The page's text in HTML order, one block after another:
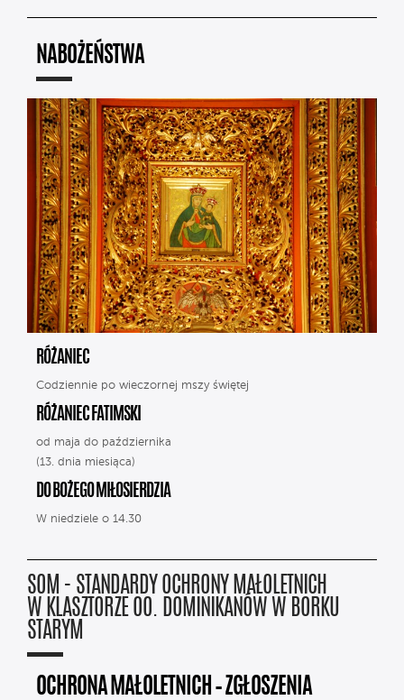
NABOŻEŃSTWA
RÓŻANIEC
Codziennie po wieczornej mszy świętej
RÓŻANIEC FATIMSKI
od maja do października
(13. dnia miesiąca)
DO BOŻEGO MIŁOSIERDZIA
W niedziele o 14.30
SOM - STANDARDY OCHRONY MAŁOLETNICH
W KLASZTORZE OO. DOMINIKANÓW W BORKU
STARYM
OCHRONA MAŁOLETNICH – ZGŁOSZENIA